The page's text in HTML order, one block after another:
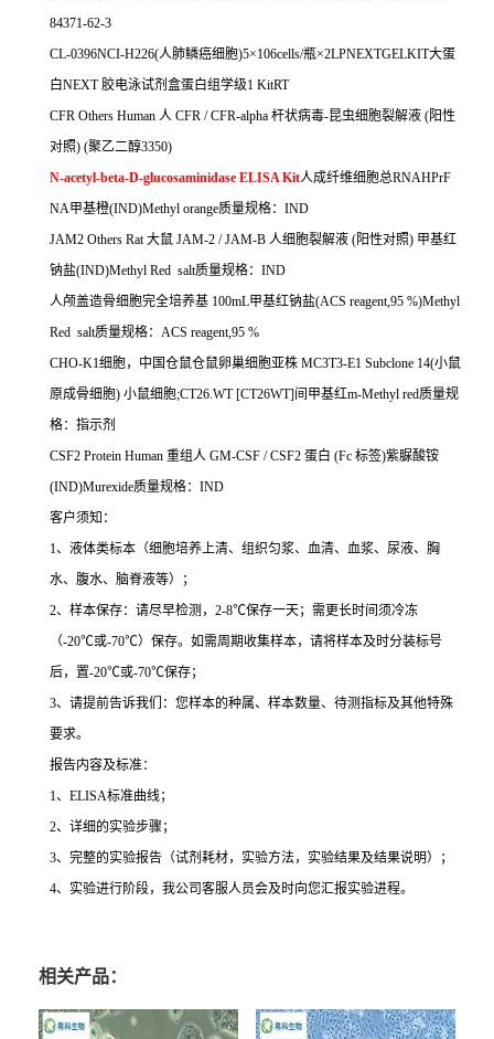
84371-62-3
CL-0396NCI-H226(人肺鳞癌细胞)5×106cells/瓶×2LPNEXTGELKIT大蛋
白NEXT胶电泳试剂盒蛋白组学级1 KitRT
CFR Others Human 人 CFR / CFR-alpha 杆状病毒-昆虫细胞裂解液 (阳性
对照) (聚乙二醇3350)
N-acetyl-beta-D-glucosaminidase ELISA Kit人成纤维细胞总RNAHPrF
NA甲基橙(IND)Methyl orange质量规格： IND
JAM2 Others Rat大鼠 JAM-2 / JAM-B 人细胞裂解液 (阳性对照) 甲基红
钠盐(IND)Methyl Red salt质量规格： IND
人颅盖造骨细胞完全培养基 100mL甲基红钠盐(ACS reagent,95 %)Methyl
Red salt质量规格： ACS reagent,95 %
CHO-K1细胞，中国仓鼠仓鼠卵巢细胞亚株 MC3T3-E1 Subclone 14(小鼠
原成骨细胞) 小鼠细胞;CT26.WT [CT26WT]间甲基红m-Methyl red质量规
格：指示剂
CSF2 Protein Human 重组人 GM-CSF / CSF2 蛋白 (Fc 标签)紫脲酸铵
(IND)Murexide质量规格： IND
客户须知：
1、液体类标本（细胞培养上清、组织匀浆、血清、血浆、尿液、胸
水、腹水、脑脊液等）；
2、样本保存：请尽早检测， 2-8℃保存一天；需更长时间须冷冻
（-20℃或-70℃）保存。如需周期收集样本，请将样本及时分装标号
后，置-20℃或-70℃保存；
3、请提前告诉我们：您样本的种属、样本数量、待测指标及其他特殊
要求。
报告内容及标准：
1、 ELISA标准曲线；
2、详细的实验步骤；
3、完整的实验报告（试剂耗材，实验方法，实验结果及结果说明）；
4、实验进行阶段，我公司客服人员会及时向您汇报实验进程。
相关产品：